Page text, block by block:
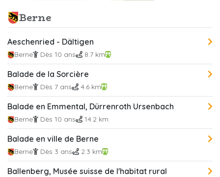
Berne
Aeschenried - Dältigen
Berne Dès 10 ans 8.7 km
Balade de la Sorcière
Berne Dès 7 ans 4.6 km
Balade en Emmental, Dürrenroth Ursenbach
Berne Dès 10 ans 14.2 km
Balade en ville de Berne
Berne Dès 3 ans 2.3 km
Ballenberg, Musée suisse de l'habitat rural